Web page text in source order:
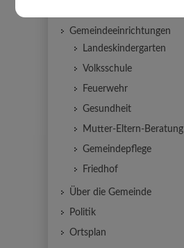
Gemeindeeinrichtungen
Landeskindergarten
Volksschule
Feuerwehr
Gesundheit
Mutter-Eltern-Beratung
Gemeindepflege
Friedhof
Über die Gemeinde
Politik
Ortsplan